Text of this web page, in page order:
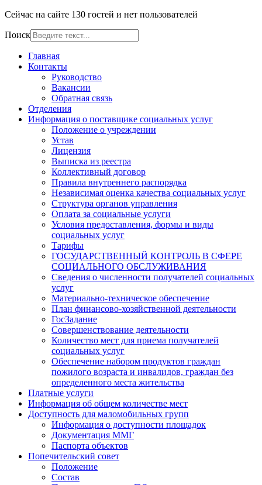
Сейчас на сайте 130 гостей и нет пользователей
Поиск
Главная
Контакты
Руководство
Вакансии
Обратная связь
Отделения
Информация о поставщике социальных услуг
Положение о учреждении
Устав
Лицензия
Выписка из реестра
Коллективный договор
Правила внутреннего распорядка
Независимая оценка качества социальных услуг
Структура органов управления
Оплата за социальные услуги
Условия предоставления, формы и виды
социальных услуг
Тарифы
ГОСУДАРСТВЕННЫЙ КОНТРОЛЬ В СФЕРЕ
СОЦИАЛЬНОГО ОБСЛУЖИВАНИЯ
Сведения о численности получателей социальных
услуг
Материально-техническое обеспечение
План финансово-хозяйственной деятельности
ГосЗадание
Совершенствование деятельности
Количество мест для приема получателей
социальных услуг
Обеспечение набором продуктов граждан
пожилого возраста и инвалидов, граждан без
определенного места жительства
Платные услуги
Информация об общем количестве мест
Доступность для маломобильных групп
Информация о доступности площадок
Документация ММГ
Паспорта объектов
Попечительский совет
Положение
Состав